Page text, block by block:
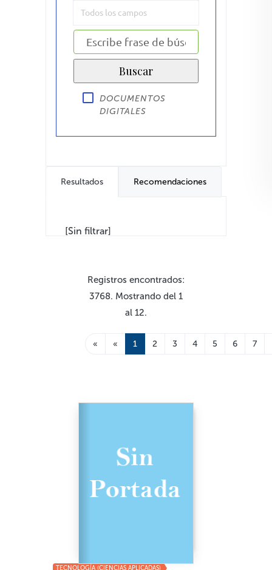
DOCUMENTOS
DIGITALES
Resultados Recomendaciones
[Sin filtrar]
Registros encontrados:
3768. Mostrando del 1
al 12.
« « 1 2 3 4 5 6 7
TECNOLOGÍA (CIENCIAS APLICADAS)